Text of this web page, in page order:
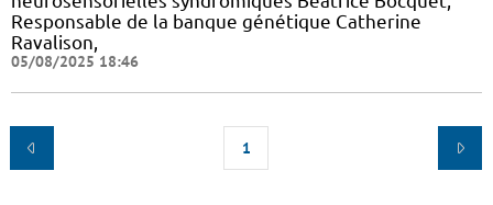
Responsable de la banque génétique Catherine
Ravalison,
05/08/2025 18:46
1